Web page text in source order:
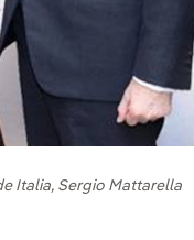
Italia, Sergio Mattarella